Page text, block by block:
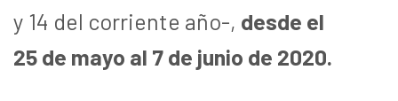
y 14 del corriente año-, desde el
25 de mayo al 7 de junio de 2020.